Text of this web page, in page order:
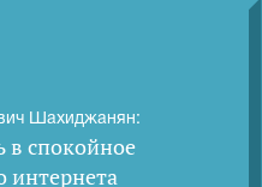
Шахиджанян:
в спокойное
интернета